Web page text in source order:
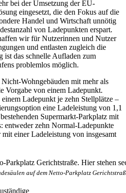
bei der Umsetzung der EU-
eingesetzt, die den Fokus auf die
Handel und Wirtschaft unnötig
von Ladepunkten erspart.
wir für Nutzerinnen und Nutzer
und entlasten zugleich die
ist das schnelle Aufladen zum
problemlos möglich.
Wohngebäuden mit mehr als
Vorgabe von einem Ladepunkt.
Ladepunkt je zehn Stellplätze –
eine Ladeleistung von 1,1
Supermarkt-Parkplatz mit
entweder zehn Normal-Ladepunkte
einer Ladeleistung von insgesamt
auf dem Netto-Parkplatz